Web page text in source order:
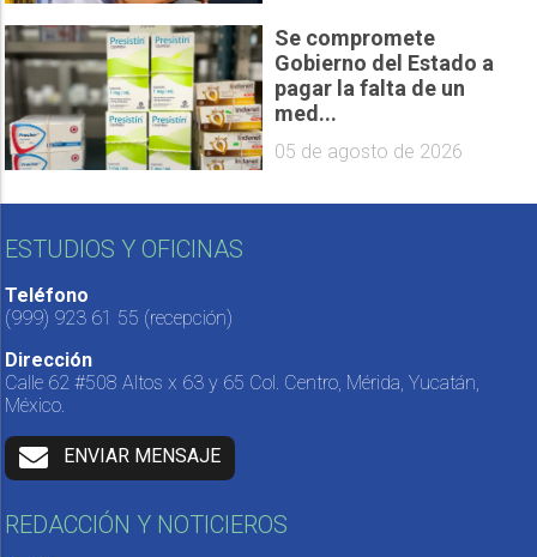
Se compromete
Gobierno del Estado a
pagar la falta de un
med...
05 de agosto de 2026
ESTUDIOS Y OFICINAS
Teléfono
(999) 923 61 55 (recepción)
Dirección
Calle 62 #508 Altos x 63 y 65 Col. Centro, Mérida, Yucatán,
México.
ENVIAR MENSAJE
REDACCIÓN Y NOTICIEROS